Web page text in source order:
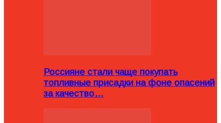
Россияне стали чаще покупать
топливные присадки на фоне опасений
за качество…